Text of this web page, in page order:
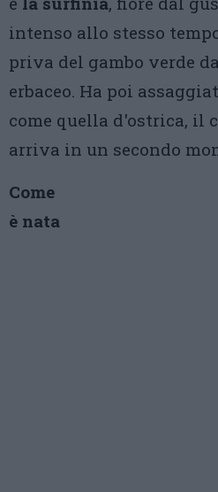
intenso allo stesso
priva del gambo verde
erbaceo. Ha poi
come quella d'ostrica, il
arriva in un secondo
Come
è nata